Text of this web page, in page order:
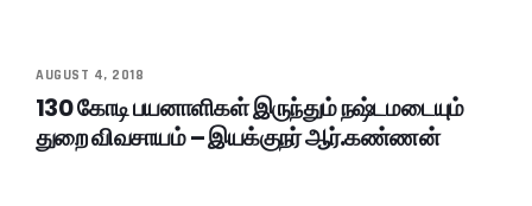
AUGUST 4, 2018
130 கோடி பயனாளிகள் இருந்தும் நஷ்டமடையும்
துறை விவசாயம் – இயக்குநர் ஆர்.கண்ணன்